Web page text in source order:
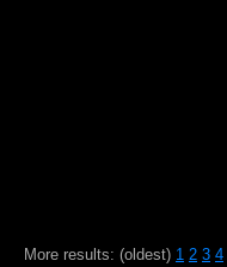
More results: (oldest) 1 2 3 4